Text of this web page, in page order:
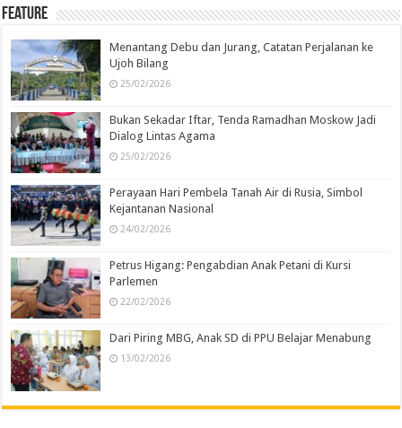
Feature
Menantang Debu dan Jurang, Catatan Perjalanan ke
Ujoh Bilang
25/02/2026
Bukan Sekadar Iftar, Tenda Ramadhan Moskow Jadi
Dialog Lintas Agama
25/02/2026
Perayaan Hari Pembela Tanah Air di Rusia, Simbol
Kejantanan Nasional
24/02/2026
Petrus Higang: Pengabdian Anak Petani di Kursi
Parlemen
22/02/2026
Dari Piring MBG, Anak SD di PPU Belajar Menabung
13/02/2026